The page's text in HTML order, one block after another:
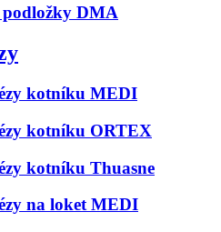
DMA
kotníku MEDI
kotníku ORTEX
kotníku Thuasne
na loket MEDI